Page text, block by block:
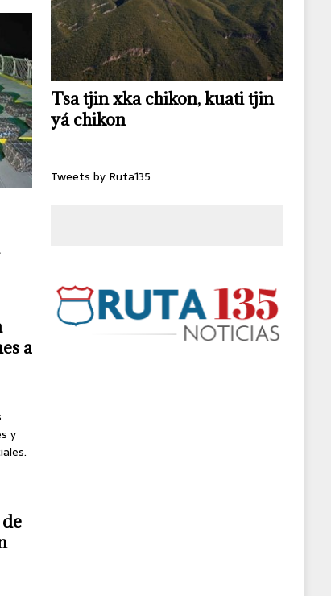
a
y
Tsa tjin xka chikon, kuati tjin
yá chikon
Tweets by Ruta135